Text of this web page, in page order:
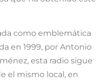
como emblemática
en 1999, por Antonio
esta radio sigue
el mismo local, en